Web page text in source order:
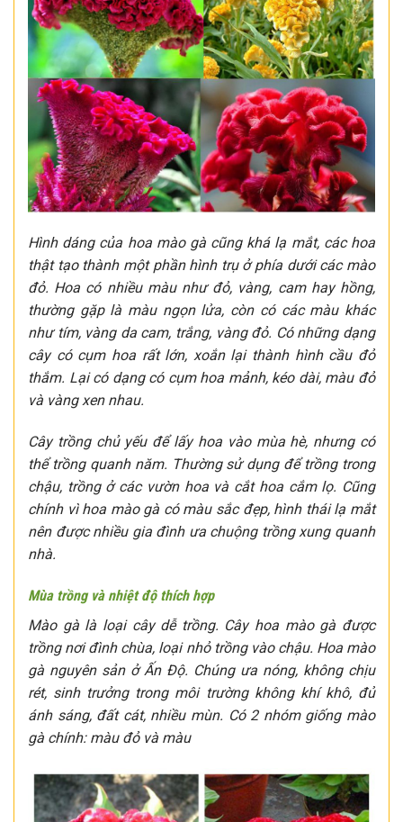
Hình dáng của hoa mào gà cũng khá lạ mắt, các hoa
thật tạo thành một phần hình trụ ở phía dưới các mào
đỏ. Hoa có nhiều màu như đỏ, vàng, cam hay hồng,
thường gặp là màu ngọn lửa, còn có các màu khác
như tím, vàng da cam, trắng, vàng đỏ. Có những dạng
cây có cụm hoa rất lớn, xoắn lại thành hình cầu đỏ
thắm. Lại có dạng có cụm hoa mảnh, kéo dài, màu đỏ
và vàng xen nhau.
Cây trồng chủ yếu để lấy hoa vào mùa hè, nhưng có
thể trồng quanh năm. Thường sử dụng để trồng trong
chậu, trồng ở các vườn hoa và cắt hoa cắm lọ. Cũng
chính vì hoa mào gà có màu sắc đẹp, hình thái lạ mắt
nên được nhiều gia đình ưa chuộng trồng xung quanh
nhà.
Mùa trồng và nhiệt độ thích hợp
Mào gà là loại cây dễ trồng. Cây hoa mào gà được
trồng nơi đình chùa, loại nhỏ trồng vào chậu. Hoa mào
gà nguyên sản ở Ấn Độ. Chúng ưa nóng, không chịu
rét, sinh trưởng trong môi trường không khí khô, đủ
ánh sáng, đất cát, nhiều mùn. Có 2 nhóm giống mào
gà chính: màu đỏ và màu